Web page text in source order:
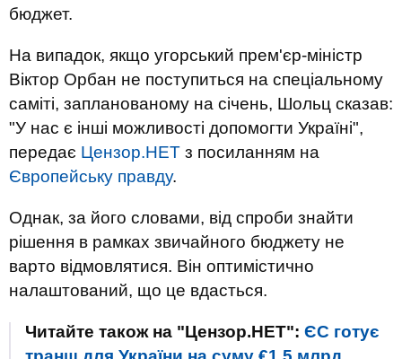
бюджет.
На випадок, якщо угорський прем'єр-міністр
Віктор Орбан не поступиться на спеціальному
саміті, запланованому на січень, Шольц сказав:
"У нас є інші можливості допомогти Україні",
передає Цензор.НЕТ з посиланням на
Європейську правду.
Однак, за його словами, від спроби знайти
рішення в рамках звичайного бюджету не
варто відмовлятися. Він оптимістично
налаштований, що це вдасться.
Читайте також на "Цензор.НЕТ": ЄС готує